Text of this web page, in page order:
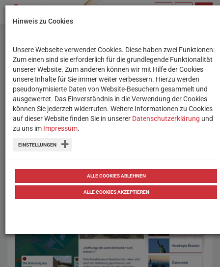
IWalk
Interaktive Anwendung mit
Informationen und kritischer
Beleuchtung von KZ-Gedenkstätten.
Sek. 1, Sek. 2
Hinweis zu Cookies
Unsere Webseite verwendet Cookies. Diese haben zwei Funktionen:
Zum einen sind sie erforderlich für die grundlegende Funktionalität
unserer Website. Zum anderen können wir mit Hilfe der Cookies
unsere Inhalte für Sie immer weiter verbessern. Hierzu werden
pseudonymisierte Daten von Website-Besuchern gesammelt und
ausgewertet. Das Einverständnis in die Verwendung der Cookies
können Sie jederzeit widerrufen. Weitere Informationen zu Cookies
auf dieser Website finden Sie in unserer Datenschutzerklärung und
zu uns im Impressum.
EINSTELLUNGEN
ALLE COOKIES ABLEHNEN
ALLE COOKIES AKZEPTIEREN